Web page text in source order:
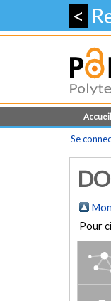
<
Accueil
Se
Pour